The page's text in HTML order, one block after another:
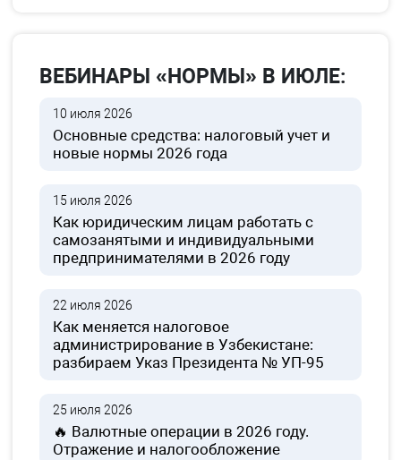
ВЕБИНАРЫ «НОРМЫ» В ИЮЛЕ:
10 июля 2026
Основные средства: налоговый учет и
новые нормы 2026 года
15 июля 2026
Как юридическим лицам работать с
самозанятыми и индивидуальными
предпринимателями в 2026 году
22 июля 2026
Как меняется налоговое
администрирование в Узбекистане:
разбираем Указ Президента № УП-95
25 июля 2026
🔥 Валютные операции в 2026 году.
Отражение и налогообложение